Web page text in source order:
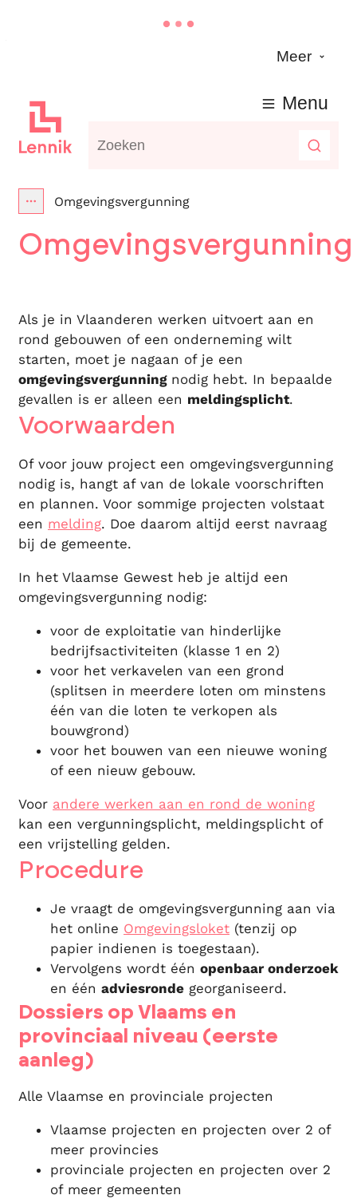
Meer
Lennik
Waarmee kunnen we jou helpen?
Menu
Toon alle broodkruimel items
Omgevingsvergunning
Omgevingsvergunning
Als je in Vlaanderen werken uitvoert aan en
rond gebouwen of een onderneming wilt
starten, moet je nagaan of je een
omgevingsvergunning nodig hebt. In bepaalde
gevallen is er alleen een meldingsplicht.
Voorwaarden
Of voor jouw project een omgevingsvergunning
nodig is, hangt af van de lokale voorschriften
en plannen. Voor sommige projecten volstaat
een melding. Doe daarom altijd eerst navraag
bij de gemeente.
In het Vlaamse Gewest heb je altijd een
omgevingsvergunning nodig:
voor de exploitatie van hinderlijke
bedrijfsactiviteiten (klasse 1 en 2)
voor het verkavelen van een grond
(splitsen in meerdere loten om minstens
één van die loten te verkopen als
bouwgrond)
voor het bouwen van een nieuwe woning
of een nieuw gebouw.
Voor andere werken aan en rond de woning
kan een vergunningsplicht, meldingsplicht of
een vrijstelling gelden.
Procedure
Je vraagt de omgevingsvergunning aan via
het online Omgevingsloket (tenzij op
papier indienen is toegestaan).
Vervolgens wordt één openbaar onderzoek
en één adviesronde georganiseerd.
Dossiers op Vlaams en
provinciaal niveau (eerste
aanleg)
Alle Vlaamse en provinciale projecten
Vlaamse projecten en projecten over 2 of
meer provincies
provinciale projecten en projecten over 2
of meer gemeenten